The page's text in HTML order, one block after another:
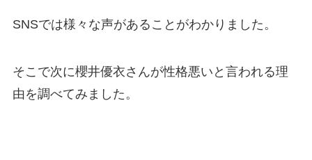
SNSでは様々な声があることがわかりました。
そこで次に櫻井優衣さんが性格悪いと言われる理
由を調べてみました。